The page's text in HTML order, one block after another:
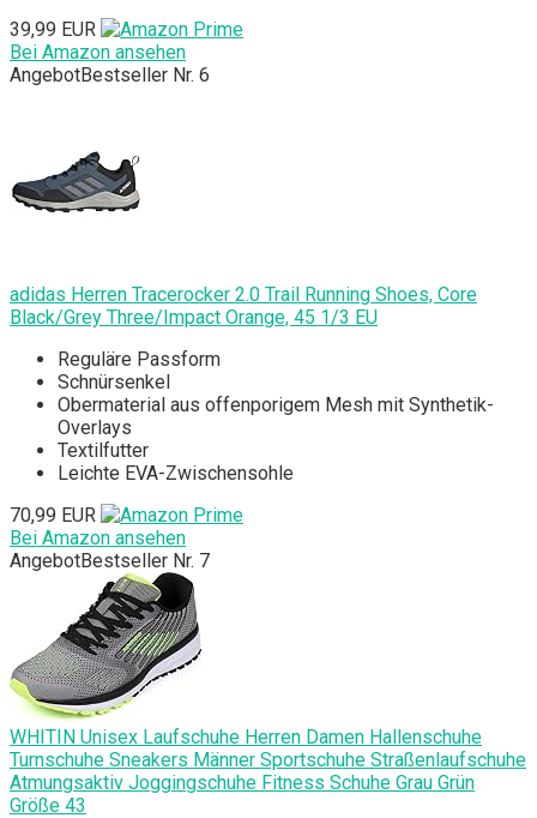
39,99 EUR
Bei Amazon ansehen
AngebotBestseller Nr. 6
adidas Herren Tracerocker 2.0 Trail Running Shoes, Core
Black/Grey Three/Impact Orange, 45 1/3 EU
Reguläre Passform
Schnürsenkel
Obermaterial aus offenporigem Mesh mit Synthetik-
Overlays
Textilfutter
Leichte EVA-Zwischensohle
70,99 EUR
Bei Amazon ansehen
AngebotBestseller Nr. 7
WHITIN Unisex Laufschuhe Herren Damen Hallenschuhe
Turnschuhe Sneakers Männer Sportschuhe Straßenlaufschuhe
Atmungsaktiv Joggingschuhe Fitness Schuhe Grau Grün
Größe 43